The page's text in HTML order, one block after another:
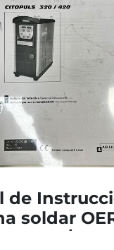
de
soldar
320/420